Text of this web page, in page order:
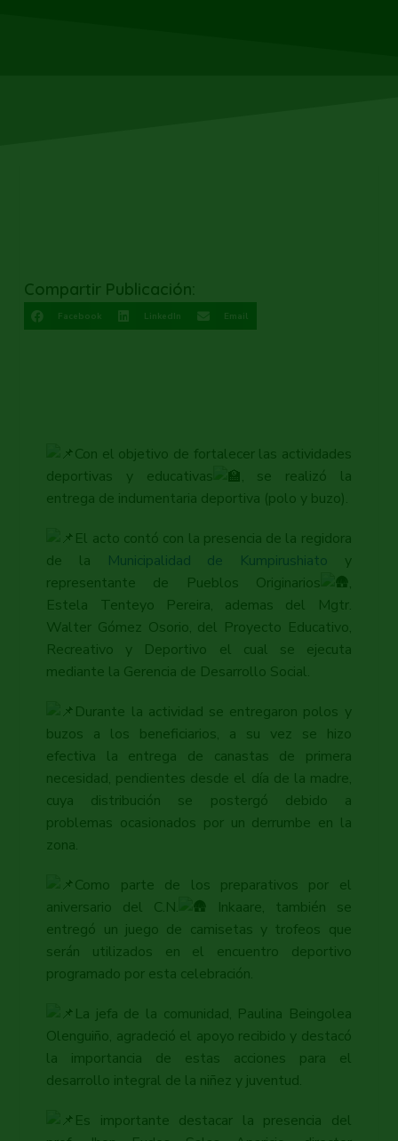
Compartir Publicación:
Facebook LinkedIn Email
Con el objetivo de fortalecer las actividades
deportivas y educativas
, se realizó la
entrega de indumentaria deportiva (polo y buzo).
El acto contó con la presencia de la regidora
de la
Municipalidad de Kumpirushiato y
representante de Pueblos Originarios
,
Estela Tenteyo Pereira, ademas del Mgtr.
Walter Gómez Osorio, del Proyecto Educativo,
Recreativo y Deportivo el cual se ejecuta
mediante la Gerencia de Desarrollo Social.
Durante la actividad se entregaron polos y
buzos a los beneficiarios, a su vez se hizo
efectiva la entrega de canastas de primera
necesidad, pendientes desde el día de la madre,
cuya distribución se postergó debido a
problemas ocasionados por un derrumbe en la
zona.
Como parte de los preparativos por el
aniversario del C.N.
Inkaare, también se
entregó un juego de camisetas y trofeos que
serán utilizados en el encuentro deportivo
programado por esta celebración.
La jefa de la comunidad, Paulina Beingolea
Olenguiño, agradeció el apoyo recibido y destacó
la importancia de estas acciones para el
desarrollo integral de la niñez y juventud.
Es importante destacar la presencia del